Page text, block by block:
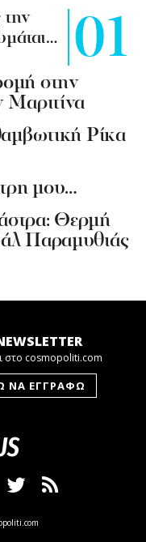
την
στην
Μαριτίνα
Ρίκα
μου…
άστρα: Θερμή
Παραμυθιάς
στο cosmopoliti.com